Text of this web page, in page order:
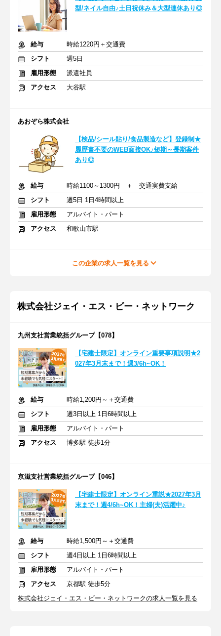
型/ネイル自由♪土日祝休み＆大型連休あり◎
給与
時給1220円＋交通費
シフト
週5日
雇用形態
派遣社員
アクセス
大谷駅
あおぞら株式会社
【検品/シール貼り/食品製造など】登録制★
履歴書不要のWEB面接OK♪短期～長期案件
あり◎
給与
時給1100～1300円 ＋ 交通実費支給
シフト
週5日 1日4時間以上
雇用形態
アルバイト・パート
アクセス
和歌山市駅
この企業の求人一覧を見る
株式会社ジェイ・エス・ビー・ネットワーク
九州支社営業統括グループ【078】
【宅建士限定】オンライン重要事項説明★2
027年3月末まで！週3/6h~OK！
給与
時給1,200円～＋交通費
シフト
週3日以上 1日6時間以上
雇用形態
アルバイト・パート
アクセス
博多駅 徒歩1分
京滋支社営業統括グループ【046】
【宅建士限定】オンライン重説★2027年3月
末まで！週4/6h~OK！主婦(夫)活躍中♪
給与
時給1,500円～＋交通費
シフト
週4日以上 1日6時間以上
雇用形態
アルバイト・パート
アクセス
京都駅 徒歩5分
株式会社ジェイ・エス・ビー・ネットワークの求人一覧を見る